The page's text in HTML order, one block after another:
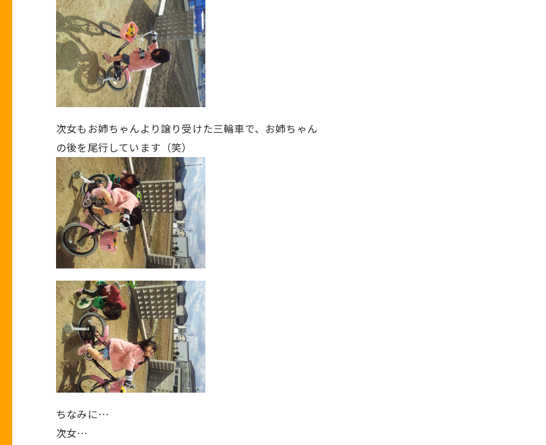
次女もお姉ちゃんより譲り受けた三輪車で、お姉ちゃん
の後を尾行しています（笑）
ちなみに…
次女…